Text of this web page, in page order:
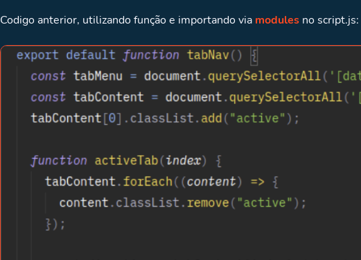
Codigo anterior, utilizando função e importando via modules no script.js: